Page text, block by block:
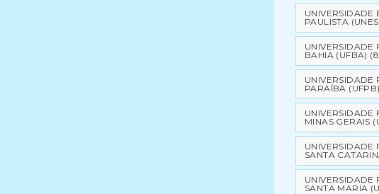
UNIVERSIDADE
PAULISTA
UNIVERSIDADE
BAHIA (UFBA)
UNIVERSIDADE
PARAÍBA (UFPB)
UNIVERSIDADE
MINAS GERAIS
UNIVERSIDADE
SANTA
UNIVERSIDADE
SANTA MARIA